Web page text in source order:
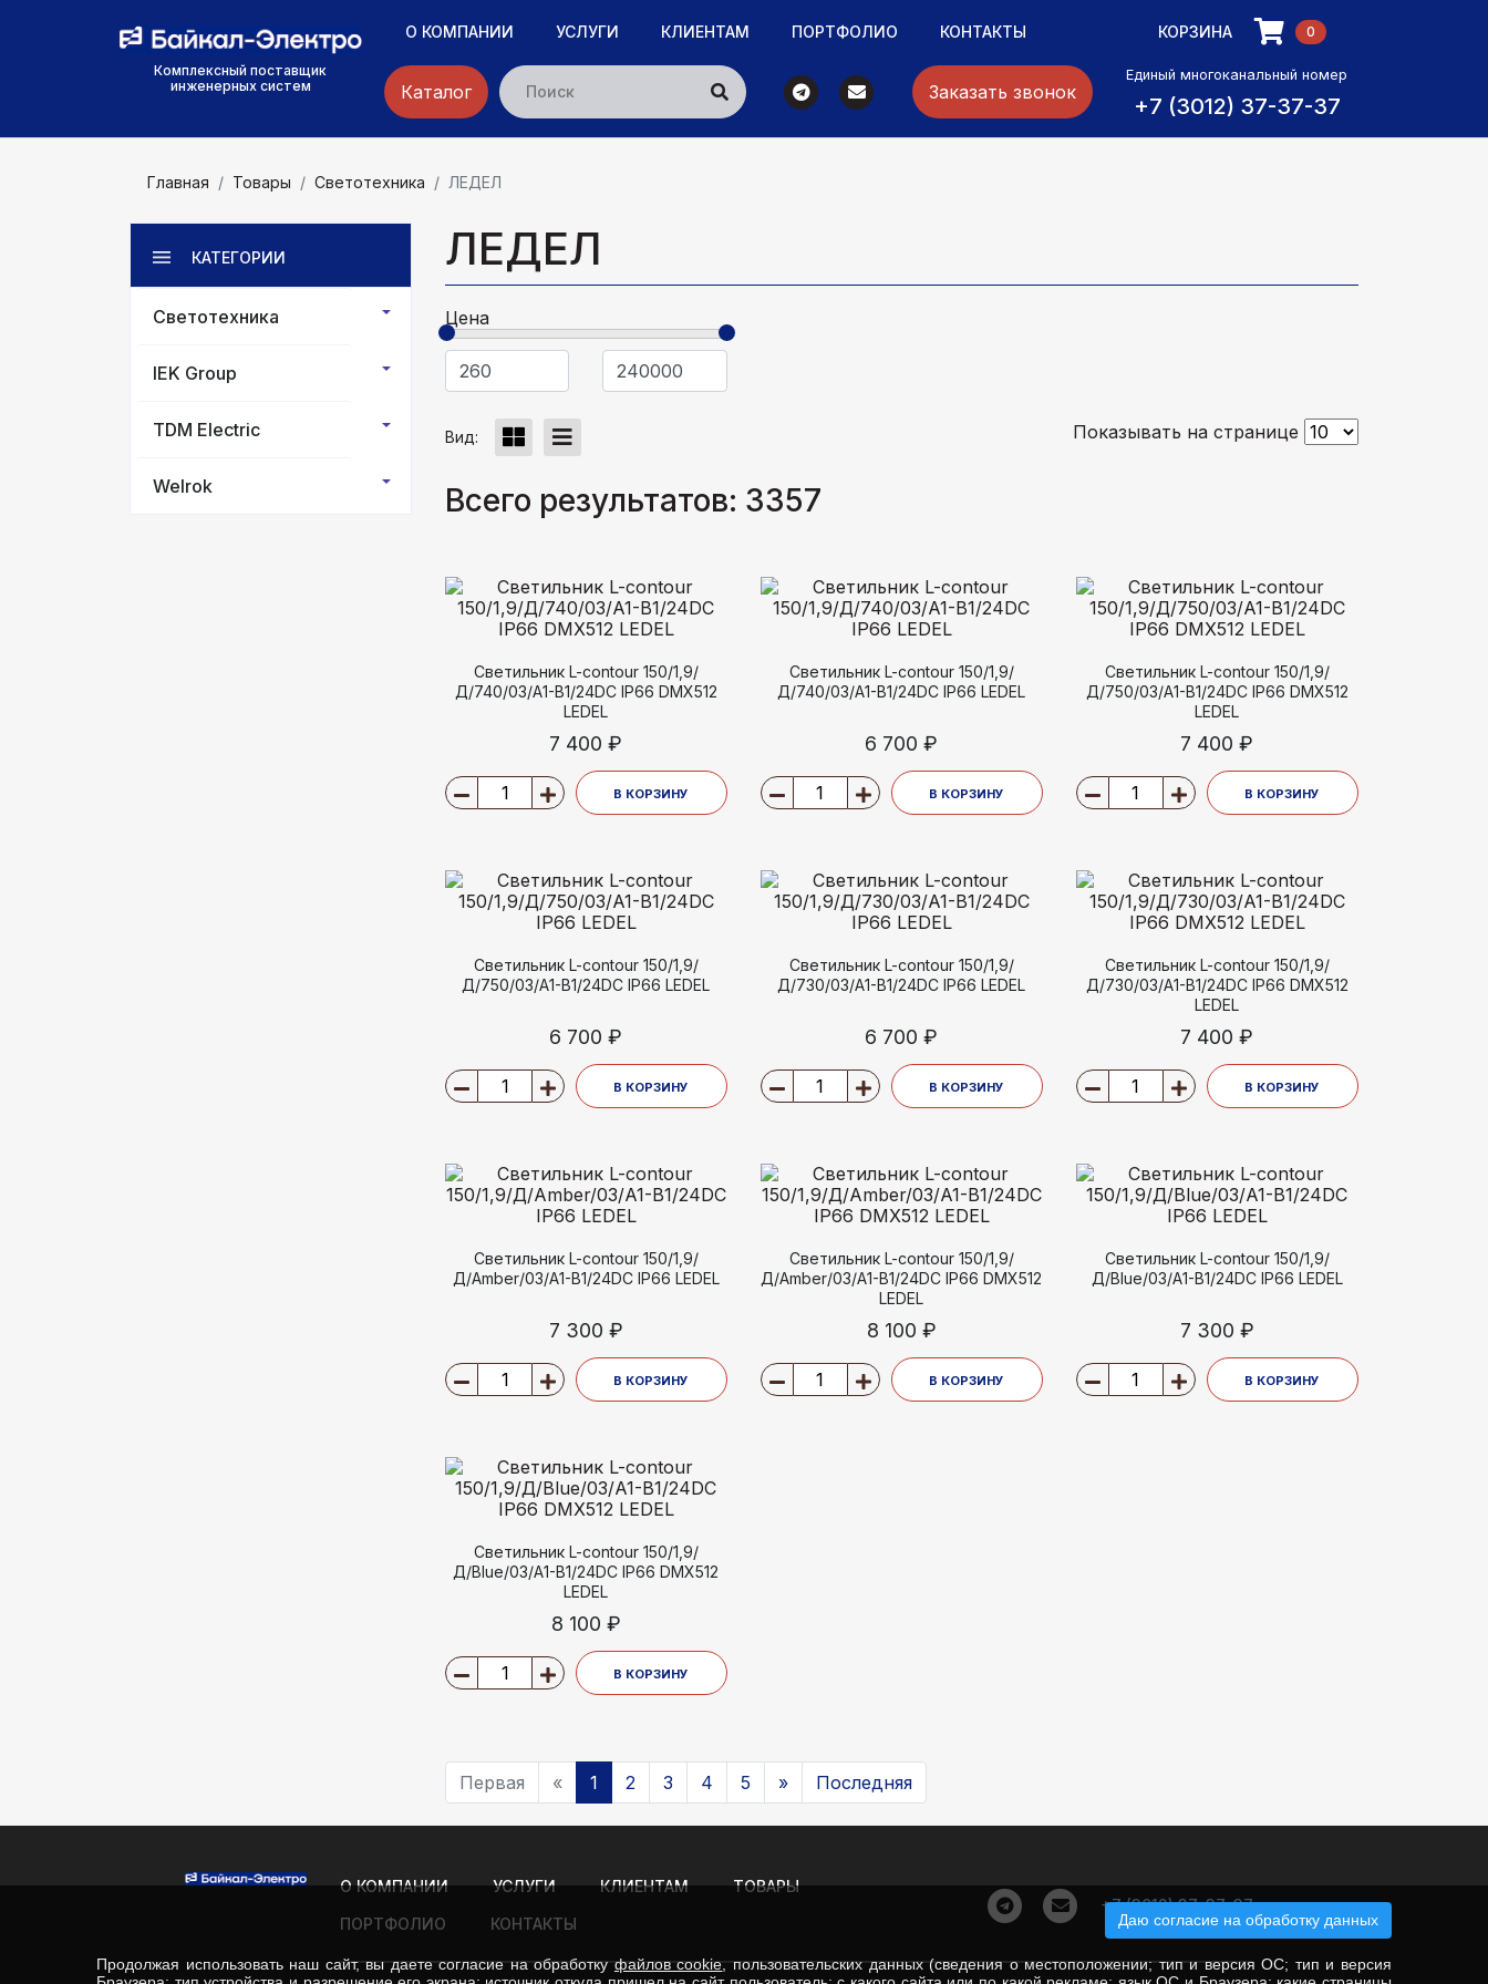
Комплексный поставщик
инженерных систем
О КОМПАНИИ УСЛУГИ КЛИЕНТАМ ПОРТФОЛИО КОНТАКТЫ КОРЗИНА 0
Каталог
Единый многоканальный номер
+7 (3012) 37-37-37
Заказать звонок
Главная Товары Светотехника ЛЕДЕЛ
КАТЕГОРИИ
Светотехника
IEK Group
TDM Electric
Welrok
ЛЕДЕЛ
Цена
Вид: Показывать на странице
Всего результатов: 3357
Светильник L-contour 150/1,9/
Д/740/03/A1-B1/24DC IP66 DMX512
LEDEL
7 400 ₽
В КОРЗИНУ
Светильник L-contour 150/1,9/
Д/740/03/A1-B1/24DC IP66 LEDEL
6 700 ₽
В КОРЗИНУ
Светильник L-contour 150/1,9/
Д/750/03/A1-B1/24DC IP66 DMX512
LEDEL
7 400 ₽
В КОРЗИНУ
Светильник L-contour 150/1,9/
Д/750/03/A1-B1/24DC IP66 LEDEL
6 700 ₽
В КОРЗИНУ
Светильник L-contour 150/1,9/
Д/730/03/A1-B1/24DC IP66 LEDEL
6 700 ₽
В КОРЗИНУ
Светильник L-contour 150/1,9/
Д/730/03/A1-B1/24DC IP66 DMX512
LEDEL
7 400 ₽
В КОРЗИНУ
Светильник L-contour 150/1,9/
Д/Amber/03/A1-B1/24DC IP66 LEDEL
7 300 ₽
В КОРЗИНУ
Светильник L-contour 150/1,9/
Д/Amber/03/A1-B1/24DC IP66 DMX512
LEDEL
8 100 ₽
В КОРЗИНУ
Светильник L-contour 150/1,9/
Д/Blue/03/A1-B1/24DC IP66 LEDEL
7 300 ₽
В КОРЗИНУ
Светильник L-contour 150/1,9/
Д/Blue/03/A1-B1/24DC IP66 DMX512
LEDEL
8 100 ₽
В КОРЗИНУ
Первая « 1 2 3 4 5 » Последняя
О КОМПАНИИ УСЛУГИ КЛИЕНТАМ
ТОВАРЫ
ПОРТФОЛИО
КОНТАКТЫ
+7 (3012) 37-37-37
Даю согласие на обработку данных
Продолжая использовать наш сайт, вы даете согласие на обработкуфайлов cookie, пользовательских данных (сведения о местоположении; тип и версия ОС; тип и версия